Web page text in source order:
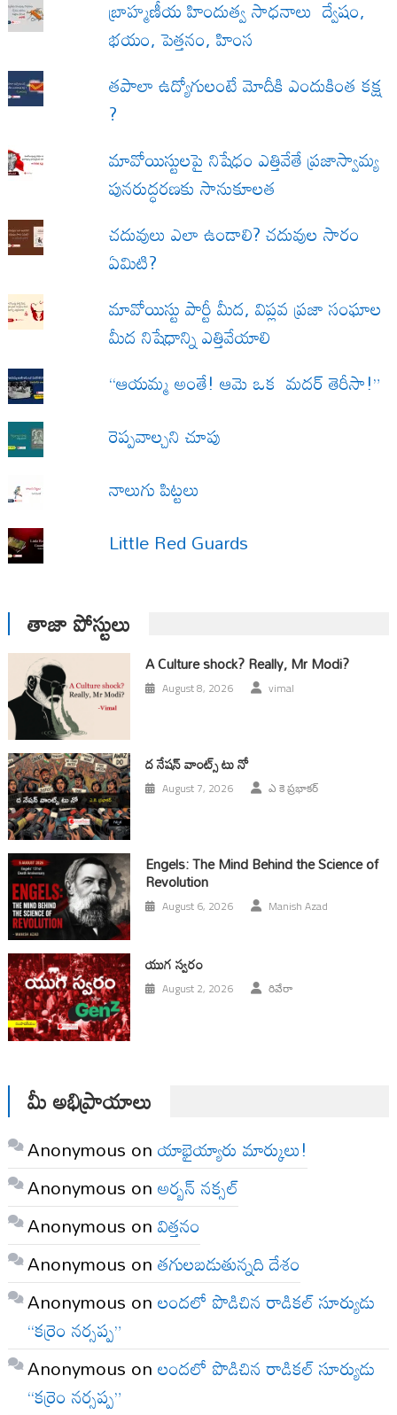
బ్రాహ్మణీయ హిందుత్వ సాధనాలు ద్వేషం,
భయం, పెత్తనం, హింస
త‌పాలా ఉద్యోగులంటే మోదీకి ఎందుకింత కక్ష
?
మావోయిస్టులపై నిషేధం ఎత్తివేతే ప్రజాస్వామ్య
పునరుద్ధరణకు సానుకూలత
చదువులు ఎలా ఉండాలి? చదువుల సారం
ఏమిటి?
మావోయిస్టు పార్టీ మీద, విప్లవ ప్రజా సంఘాల
మీద నిషేధాన్ని ఎత్తివేయాలి
“ఆయమ్మ అంతే! ఆమె ఒక మదర్ తెరీసా!”
రెప్పవాల్చని చూపు
నాలుగు పిట్టలు
Little Red Guards
తాజా పోస్టులు
A Culture shock? Really, Mr Modi?
August 8, 2026 vimal
ద నేషన్ వాంట్స్ టు నో
August 7, 2026 ఎ కె ప్రభాకర్
Engels: The Mind Behind the Science of
Revolution
August 6, 2026 Manish Azad
యుగ స్వ‌రం
August 2, 2026 రివేరా
మీ అభిప్రాయాలు
Anonymous onయాభైయ్యారు మార్కులు!
Anonymous onఅర్బన్ నక్సల్
Anonymous onవిత్తనం
Anonymous onతగులబడుతున్నది దేశం
Anonymous onలందలో పొడిచిన రాడికల్ సూర్యుడు
“కర్రెం నర్సప్ప”
Anonymous onలందలో పొడిచిన రాడికల్ సూర్యుడు
“కర్రెం నర్సప్ప”